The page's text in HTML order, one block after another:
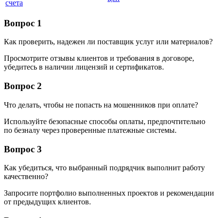
счета
Вопрос 1
Как проверить, надежен ли поставщик услуг или материалов?
Просмотрите отзывы клиентов и требования в договоре,
убедитесь в наличии лицензий и сертификатов.
Вопрос 2
Что делать, чтобы не попасть на мошенников при оплате?
Используйте безопасные способы оплаты, предпочтительно
по безналу через проверенные платежные системы.
Вопрос 3
Как убедиться, что выбранный подрядчик выполнит работу
качественно?
Запросите портфолио выполненных проектов и рекомендации
от предыдущих клиентов.